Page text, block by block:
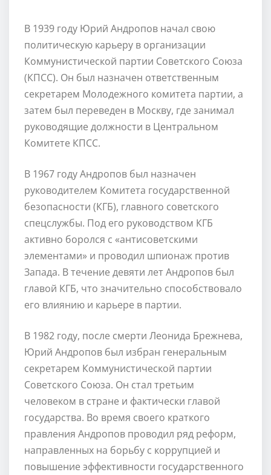
В 1939 году Юрий Андропов начал свою
политическую карьеру в организации
Коммунистической партии Советского Союза
(КПСС). Он был назначен ответственным
секретарем Молодежного комитета партии, а
затем был переведен в Москву, где занимал
руководящие должности в Центральном
Комитете КПСС.
В 1967 году Андропов был назначен
руководителем Комитета государственной
безопасности (КГБ), главного советского
спецслужбы. Под его руководством КГБ
активно боролся с «антисоветскими
элементами» и проводил шпионаж против
Запада. В течение девяти лет Андропов был
главой КГБ, что значительно способствовало
его влиянию и карьере в партии.
В 1982 году, после смерти Леонида Брежнева,
Юрий Андропов был избран генеральным
секретарем Коммунистической партии
Советского Союза. Он стал третьим
человеком в стране и фактически главой
государства. Во время своего краткого
правления Андропов проводил ряд реформ,
направленных на борьбу с коррупцией и
повышение эффективности государственного